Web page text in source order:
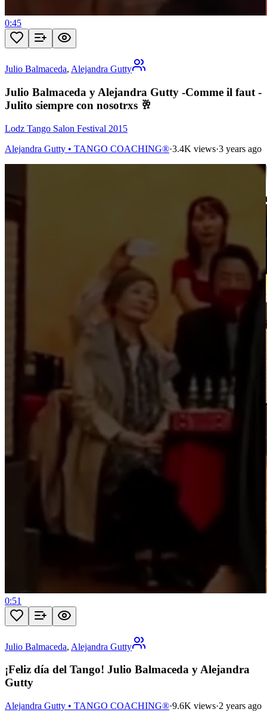
0:45
Julio Balmaceda, Alejandra Gutty
Julio Balmaceda y Alejandra Gutty -Comme il faut -
Julito siempre con nosotrxs 🥂
Lodz Tango Salon Festival 2015
Alejandra Gutty • TANGO COACHING®·3.4K views·3 years ago
0:51
Julio Balmaceda, Alejandra Gutty
¡Feliz día del Tango! Julio Balmaceda y Alejandra
Gutty
Alejandra Gutty • TANGO COACHING®·9.6K views·2 years ago